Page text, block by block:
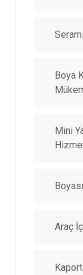
Boya
Mini
Araç